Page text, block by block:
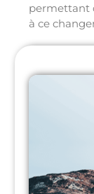
permettant
à ce